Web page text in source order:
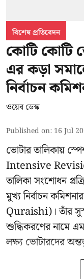
বিশেষ প্রতিবেদন
কোটি কোটি
এর কড়া
নির্বাচন
ওয়েব ডেস্ক
Published on: 16 Jul
ভোটার তালিকায়
Intensive
তালিকা সংশোধন
মুখ্য নির্বাচন কমিশনার
Quraishi)। তাঁর
শুদ্ধিকরণের নামে
লক্ষ্য ভোটারদের